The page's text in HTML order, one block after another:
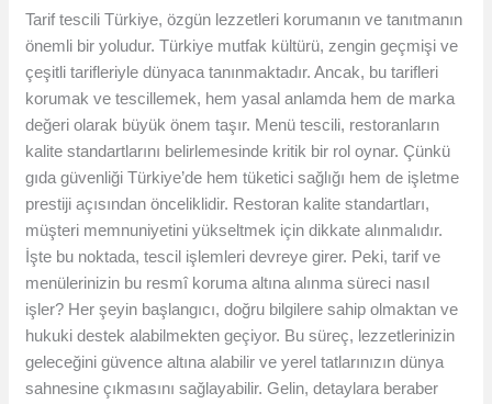
Tarif tescili Türkiye, özgün lezzetleri korumanın ve tanıtmanın
önemli bir yoludur. Türkiye mutfak kültürü, zengin geçmişi ve
çeşitli tarifleriyle dünyaca tanınmaktadır. Ancak, bu tarifleri
korumak ve tescillemek, hem yasal anlamda hem de marka
değeri olarak büyük önem taşır. Menü tescili, restoranların
kalite standartlarını belirlemesinde kritik bir rol oynar. Çünkü
gıda güvenliği Türkiye’de hem tüketici sağlığı hem de işletme
prestiji açısından önceliklidir. Restoran kalite standartları,
müşteri memnuniyetini yükseltmek için dikkate alınmalıdır.
İşte bu noktada, tescil işlemleri devreye girer. Peki, tarif ve
menülerinizin bu resmî koruma altına alınma süreci nasıl
işler? Her şeyin başlangıcı, doğru bilgilere sahip olmaktan ve
hukuki destek alabilmekten geçiyor. Bu süreç, lezzetlerinizin
geleceğini güvence altına alabilir ve yerel tatlarınızın dünya
sahnesine çıkmasını sağlayabilir. Gelin, detaylara beraber